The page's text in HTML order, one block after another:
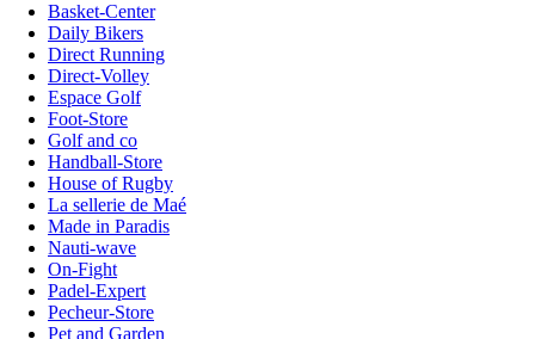
Basket-Center
Daily Bikers
Direct Running
Direct-Volley
Espace Golf
Foot-Store
Golf and co
Handball-Store
House of Rugby
La sellerie de Maé
Made in Paradis
Nauti-wave
On-Fight
Padel-Expert
Pecheur-Store
Pet and Garden